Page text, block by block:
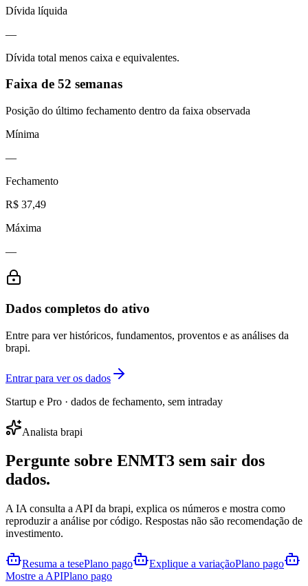
Dívida líquida
—
Dívida total menos caixa e equivalentes.
Faixa de 52 semanas
Posição do último fechamento dentro da faixa observada
Mínima
—
Fechamento
R$ 37,49
Máxima
—
Dados completos do ativo
Entre para ver históricos, fundamentos, proventos e as análises da
brapi.
Entrar para ver os dados
Startup e Pro · dados de fechamento, sem intraday
Analista brapi
Pergunte sobre ENMT3 sem sair dos
dados.
A IA consulta a API da brapi, explica os números e mostra como
reproduzir a análise por código. Respostas não são recomendação de
investimento.
Resuma a tesePlano pago Explique a variaçãoPlano pago
Mostre a APIPlano pago